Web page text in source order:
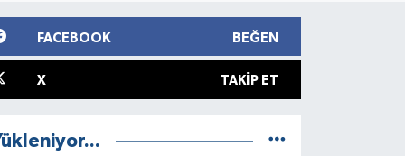
FACEBOOK BEĞEN
X TAKIP ET